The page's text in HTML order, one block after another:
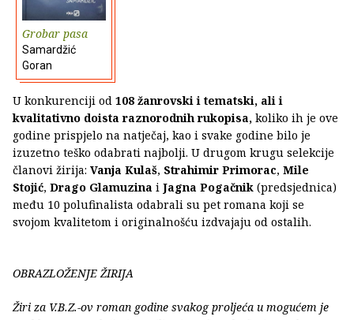
Grobar pasa
Samardžić
Goran
U konkurenciji od 108 žanrovski i tematski, ali i
kvalitativno doista raznorodnih rukopisa, koliko ih je ove
godine prispjelo na natječaj, kao i svake godine bilo je
izuzetno teško odabrati najbolji. U drugom krugu selekcije
članovi žirija: Vanja Kulaš, Strahimir Primorac, Mile
Stojić, Drago Glamuzina i Jagna Pogačnik (predsjednica)
među 10 polufinalista odabrali su pet romana koji se
svojom kvalitetom i originalnošću izdvajaju od ostalih.
OBRAZLOŽENJE ŽIRIJA
Žiri za V.B.Z.-ov roman godine svakog proljeća u mogućem je